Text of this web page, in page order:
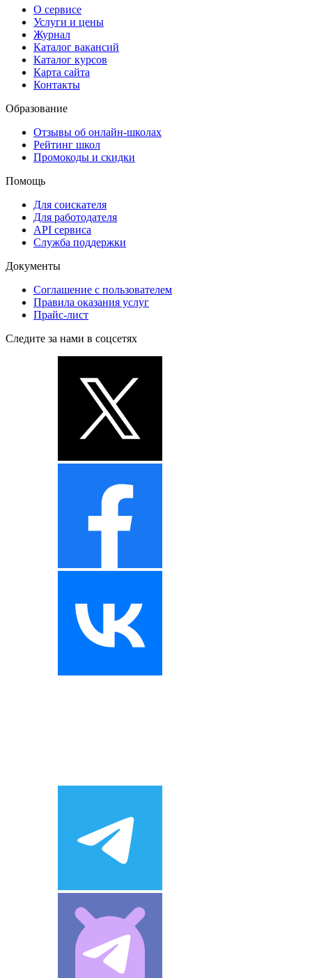
О сервисе
Услуги и цены
Журнал
Каталог вакансий
Каталог курсов
Карта сайта
Контакты
Образование
Отзывы об онлайн-школах
Рейтинг школ
Промокоды и скидки
Помощь
Для соискателя
Для работодателя
API сервиса
Служба поддержки
Документы
Соглашение с пользователем
Правила оказания услуг
Прайс-лист
Следите за нами в соцсетях